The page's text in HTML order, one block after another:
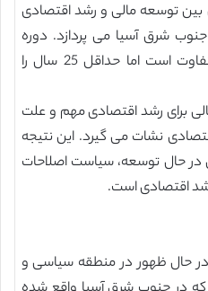
بین توسعه مالی و رشد اقتصادی
جنوب شرق آسیا می پردازد. دوره
نمونه در کشورهای مختلف متفاوت است اما حداقل 25 سال را
برای رشد اقتصادی مهم و علت
نشات می گیرد. این نتیجه
حال توسعه، سیاست اصلاحات
رشد اقتصادی است.
در حال ظهور در منطقه سیاسی و